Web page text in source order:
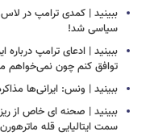
ببینید | کمدی ترامپ در
سیاسی شد!
ببینید | ادعای ترامپ درباره
توافق کنم چون نمی‌خواهم
ببینید | ونس: ایرانی‌ها
ببینید | صحنه ای خاص از
سمت ایتالیایی قله ماترهورن